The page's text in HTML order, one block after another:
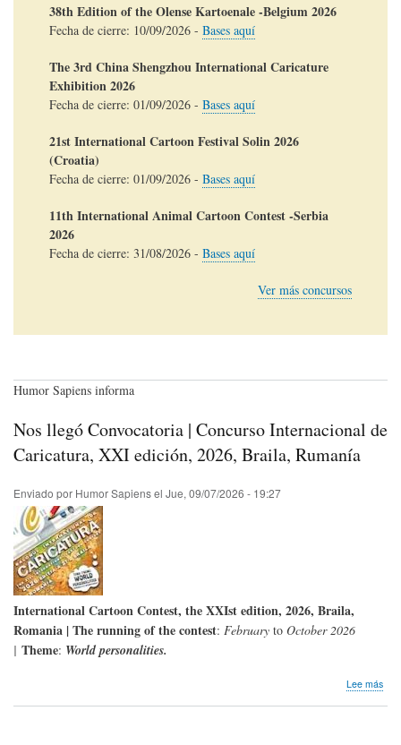
38th Edition of the Olense Kartoenale -Belgium 2026
Fecha de cierre: 10/09/2026 - Bases aquí
The 3rd China Shengzhou International Caricature
Exhibition 2026
Fecha de cierre: 01/09/2026 - Bases aquí
21st International Cartoon Festival Solin 2026
(Croatia)
Fecha de cierre: 01/09/2026 - Bases aquí
11th International Animal Cartoon Contest -Serbia
2026
Fecha de cierre: 31/08/2026 - Bases aquí
Ver más concursos
Humor Sapiens informa
Nos llegó Convocatoria | Concurso Internacional de
Caricatura, XXI edición, 2026, Braila, Rumanía
Enviado por Humor Sapiensel Jue, 09/07/2026 - 19:27
International Cartoon Contest, the XXIstedition, 2026, Braila,
Romania | The running of the contest: February to October 2026
| Theme: World personalities.
Lee más